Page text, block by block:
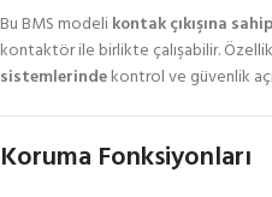
Bu BMS modelikontak çıkışına sahip
kontaktör ile birlikte çalışabilir.
sistemlerindekontrol ve güvenlik
Koruma Fonksiyonları